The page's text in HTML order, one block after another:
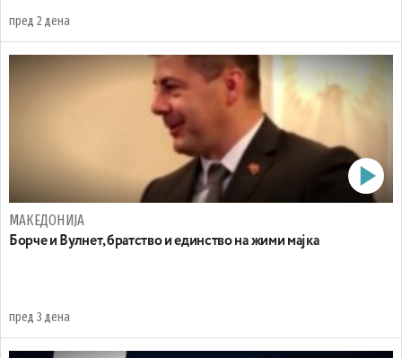
пред 2 дена
МАКЕДОНИЈА
Борче и Вулнет, братство и единство на жими мајка
пред 3 дена